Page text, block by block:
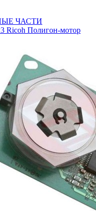
ЧАСТИ
Ricoh Полигон-мотор